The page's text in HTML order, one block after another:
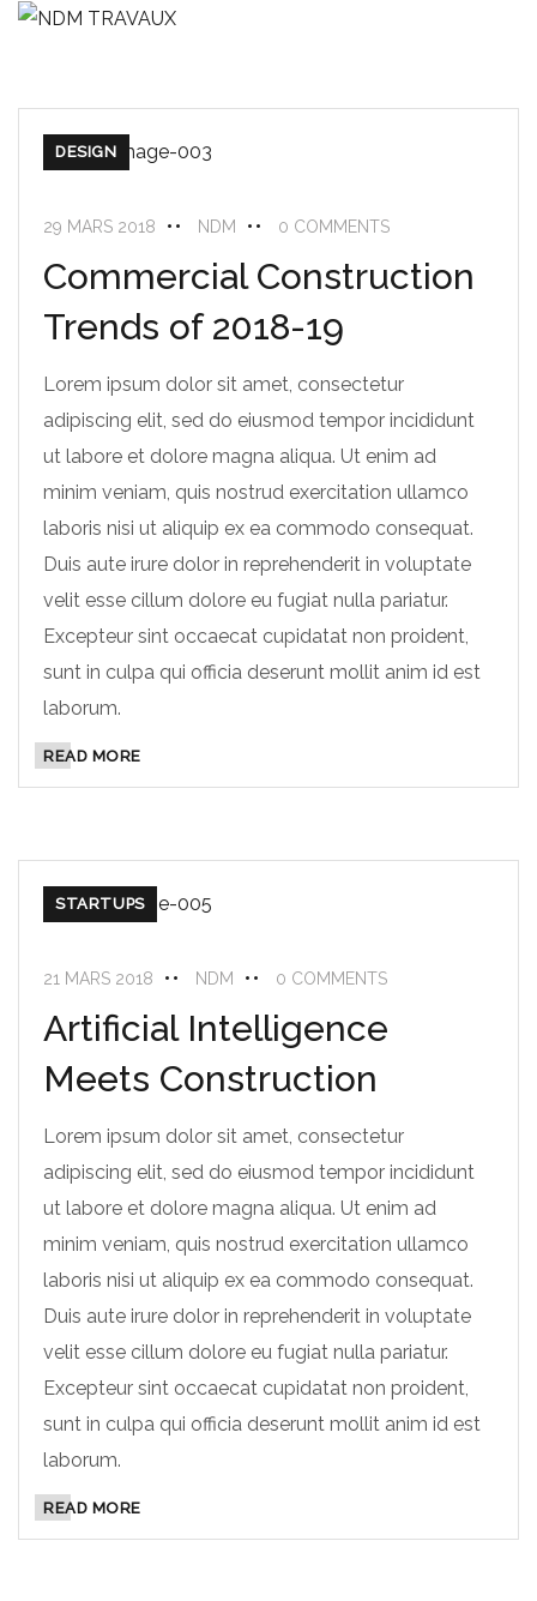
DESIGN
29 MARS 2018 NDM 0 COMMENTS
Commercial Construction
Trends of 2018-19
Lorem ipsum dolor sit amet, consectetur
adipiscing elit, sed do eiusmod tempor incididunt
ut labore et dolore magna aliqua. Ut enim ad
minim veniam, quis nostrud exercitation ullamco
laboris nisi ut aliquip ex ea commodo consequat.
Duis aute irure dolor in reprehenderit in voluptate
velit esse cillum dolore eu fugiat nulla pariatur.
Excepteur sint occaecat cupidatat non proident,
sunt in culpa qui officia deserunt mollit anim id est
laborum.
READ MORE
STARTUPS
21 MARS 2018 NDM 0 COMMENTS
Artificial Intelligence
Meets Construction
Lorem ipsum dolor sit amet, consectetur
adipiscing elit, sed do eiusmod tempor incididunt
ut labore et dolore magna aliqua. Ut enim ad
minim veniam, quis nostrud exercitation ullamco
laboris nisi ut aliquip ex ea commodo consequat.
Duis aute irure dolor in reprehenderit in voluptate
velit esse cillum dolore eu fugiat nulla pariatur.
Excepteur sint occaecat cupidatat non proident,
sunt in culpa qui officia deserunt mollit anim id est
laborum.
READ MORE